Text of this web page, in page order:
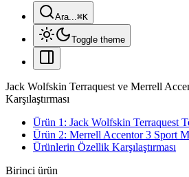
Ara...⌘K
Toggle theme
Jack Wolfskin Terraquest ve Merrell
Karşılaştırması
Ürün 1: Jack Wolfskin Terraquest
Ürün 2: Merrell Accentor 3 Sport
Ürünlerin Özellik Karşılaştırması
Birinci ürün